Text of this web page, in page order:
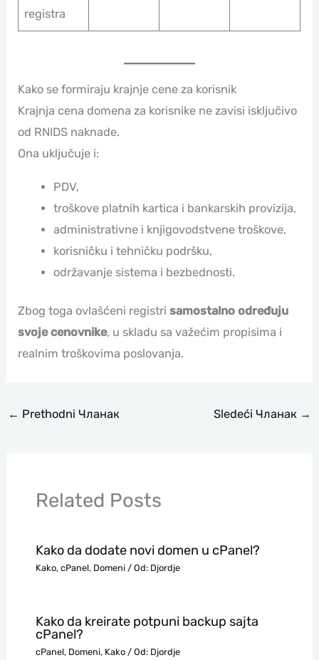
registra
Kako se formiraju krajnje cene za korisnik
Krajnja cena domena za korisnike ne zavisi isključivo
od RNIDS naknade.
Ona uključuje i:
PDV,
troškove platnih kartica i bankarskih provizija,
administrativne i knjigovodstvene troškove,
korisničku i tehničku podršku,
održavanje sistema i bezbednosti.
Zbog toga ovlašćeni registrisamostalno određuju
svoje cenovnike, u skladu sa važećim propisima i
realnim troškovima poslovanja.
← Prethodni Чланак Sledeći Чланак →
Related Posts
Kako da dodate novi domen u cPanel?
Kako, cPanel, Domeni/ Od: Djordje
Kako da kreirate potpuni backup sajta
cPanel?
cPanel, Domeni, Kako/ Od: Djordje